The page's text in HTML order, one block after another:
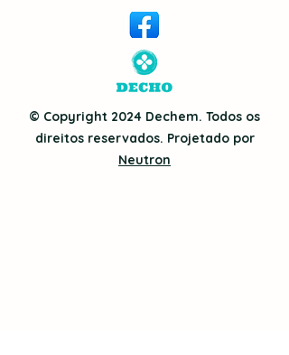
© Copyright 2024 Dechem. Todos os
direitos reservados. Projetado por
Neutron